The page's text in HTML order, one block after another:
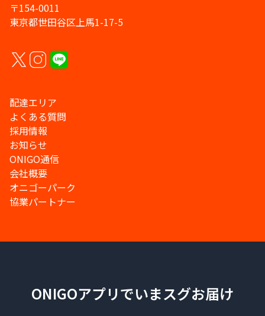
〒154-0011
東京都世田谷区上馬1-17-5
配達エリア
よくある質問
採用情報
お知らせ
ONIGO通信
会社概要
オニゴーパーク
協業パートナー
ONIGOアプリでいまスグお届け